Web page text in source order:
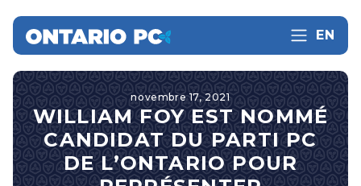
EN
novembre 17, 2021
WILLIAM FOY EST NOMMÉ
CANDIDAT DU PARTI PC
DE L’ONTARIO POUR